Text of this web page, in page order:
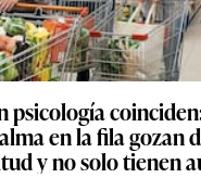
psicología
en la fila gozan
y no solo tienen